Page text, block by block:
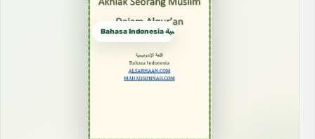
Bahasa Indonesia الإندونيسية